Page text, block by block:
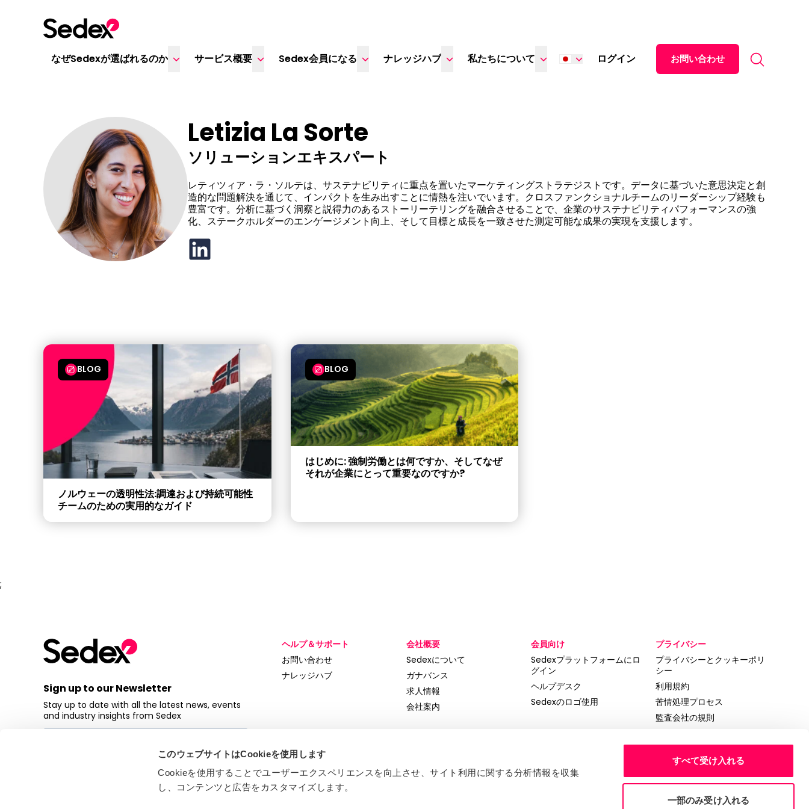
このウェブサイトはCookieを使用します
Cookieを使用することでユーザーエクスペリエンスを向上させ、サイト利用に関する分析情報を収集
し、コンテンツと広告をカスタマイズします。
すべて受け入れる
一部のみ受け入れる
なぜSedexが選ばれるのか
サービス概要 Sedex会員になる ナレッジハブ 私たちについて ログイン
Français
お問い合わせ
Letizia La Sorte
ソリューションエキスパート
レティツィア・ラ・ソルテは、サステナビリティに重点を置いたマーケティングストラテジストです。データに基づいた意思決定と創
造的な問題解決を通じて、インパクトを生み出すことに情熱を注いでいます。クロスファンクショナルチームのリーダーシップ経験も
豊富です。分析に基づく洞察と説得力のあるストーリーテリングを融合させることで、企業のサステナビリティパフォーマンスの強
化、ステークホルダーのエンゲージメント向上、そして目標と成長を一致させた測定可能な成果の実現を支援します。
BLOG
ノルウェーの透明性法:調達および持続可能性
チームのための実用的なガイド
BLOG
はじめに: 強制労働とは何ですか、そしてなぜ
それが企業にとって重要なのですか?
;
Sign up to our Newsletter
Stay up to date with all the latest news, events
and industry insights from Sedex
ヘルプ＆サポート
お問い合わせ
ナレッジハブ
会社概要
Sedexについて
ガナバンス
求人情報
会社案内
会員向け
Sedexプラットフォームにロ
グイン
ヘルプデスク
Sedexのロゴ使用
プライバシー
プライバシーとクッキーポリ
シー
利用規約
苦情処理プロセス
監査会社の規則
2025年の税制方針